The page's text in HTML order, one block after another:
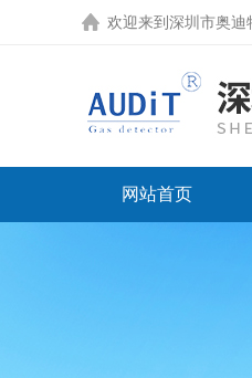
欢迎来到 深圳市奥迪
网站首页